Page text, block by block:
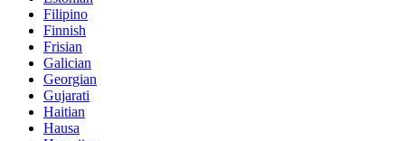
Filipino
Finnish
Frisian
Galician
Georgian
Gujarati
Haitian
Hausa